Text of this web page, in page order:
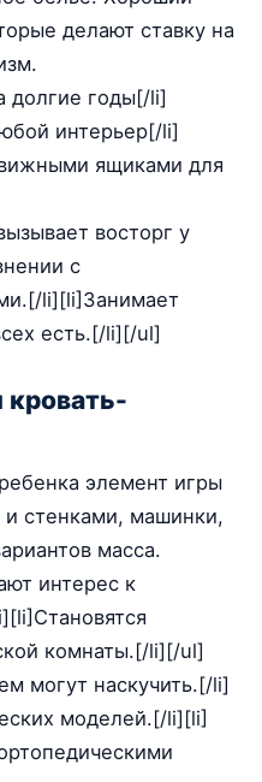
делают ставку на
долгие годы[/li]
интерьер[/li]
ящиками для
восторг у
с
li][li]Занимает
есть.[/li][/ul]
элемент игры
стенками, машинки,
масса.
интерес к
комнаты.[/li][/ul]
могут наскучить.[/li]
моделей.[/li][li]